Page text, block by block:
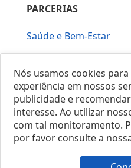
PARCERIAS
Saúde e Bem-Estar
© 2025
Nós usamos cookies
experiência em nossos
publicidade e
interesse. Ao utilizar
com tal monitoramento.
por favor consulte a